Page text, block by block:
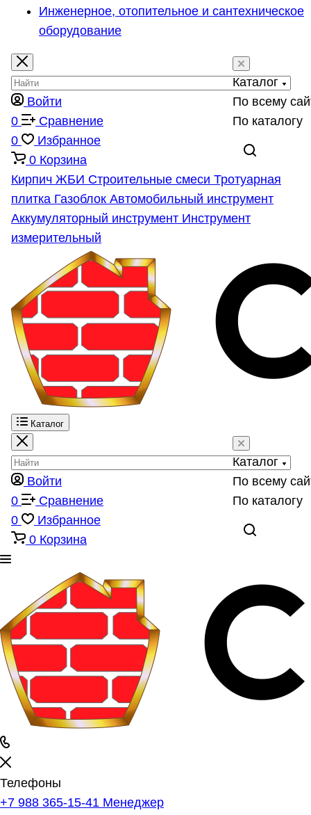
Инженерное, отопительное и сантехническое
оборудование
Каталог
По всему
По каталогу
Войти
0
Сравнение
0
Избранное
0 Корзина
Кирпич ЖБИ Строительные смеси Тротуарная
плитка Газоблок Автомобильный инструмент
Аккумуляторный инструмент Инструмент
измерительный
Каталог
Каталог
По всему
По каталогу
Войти
0
Сравнение
0
Избранное
0 Корзина
Телефоны
+7 988 365-15-41 Менеджер